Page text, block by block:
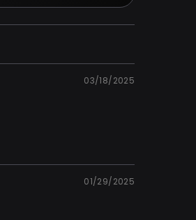
03/18/2025
01/29/2025